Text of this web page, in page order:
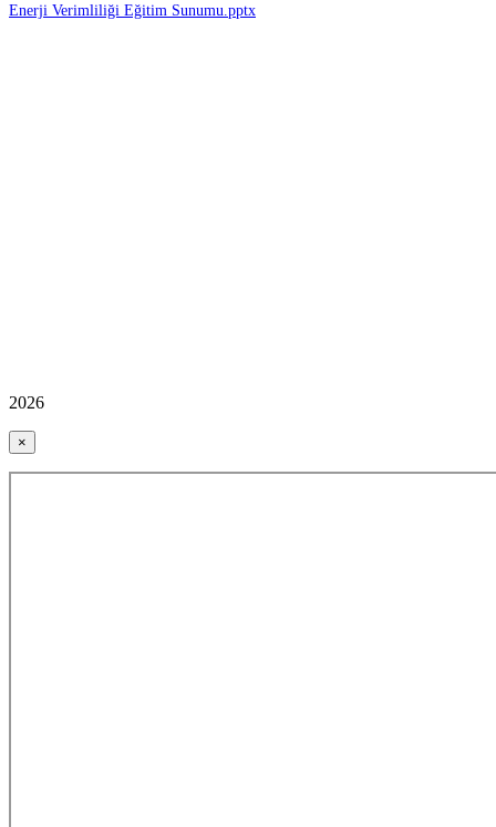
Enerji Verimliliği Eğitim Sunumu.pptx
2026
×